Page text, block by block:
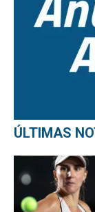
ÚLTIMAS